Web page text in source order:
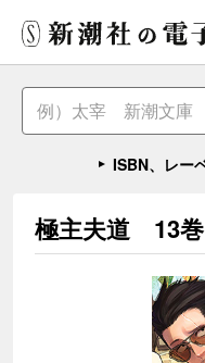
ISBN、レー
極主夫道 13巻